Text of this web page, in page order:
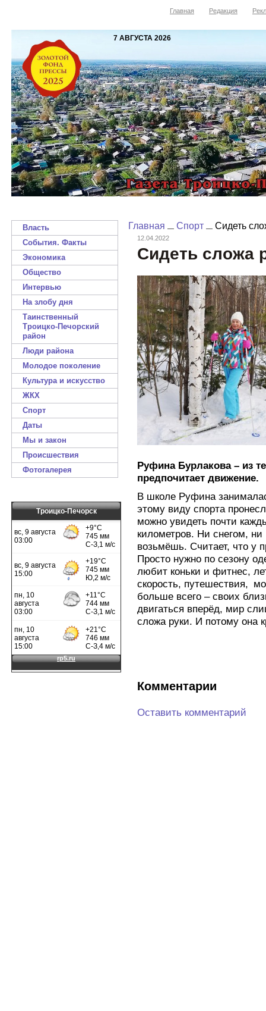
Главная Редакция
7 АВГУСТА 2026
Власть
События. Факты
Экономика
Общество
Интервью
На злобу дня
Таинственный
Троицко-Печорский
район
Люди района
Молодое поколение
Культура и искусство
ЖКХ
Спорт
Даты
Мы и закон
Происшествия
Фотогалерея
Троицко-Печорск
Главная Спорт Сидеть
12.04.2022
Сидеть сложа
Руфина Бурлакова – из
предпочитает движение.
В школе Руфина
этому виду спорта
можно увидеть почти
километров. Ни снегом,
возьмёшь. Считает, что у
Просто нужно по сезону
любит коньки и фитнес,
скорость, путешествия,
больше всего – своих
двигаться вперёд, мир
сложа руки. И потому она
Комментарии
Оставить комментарий